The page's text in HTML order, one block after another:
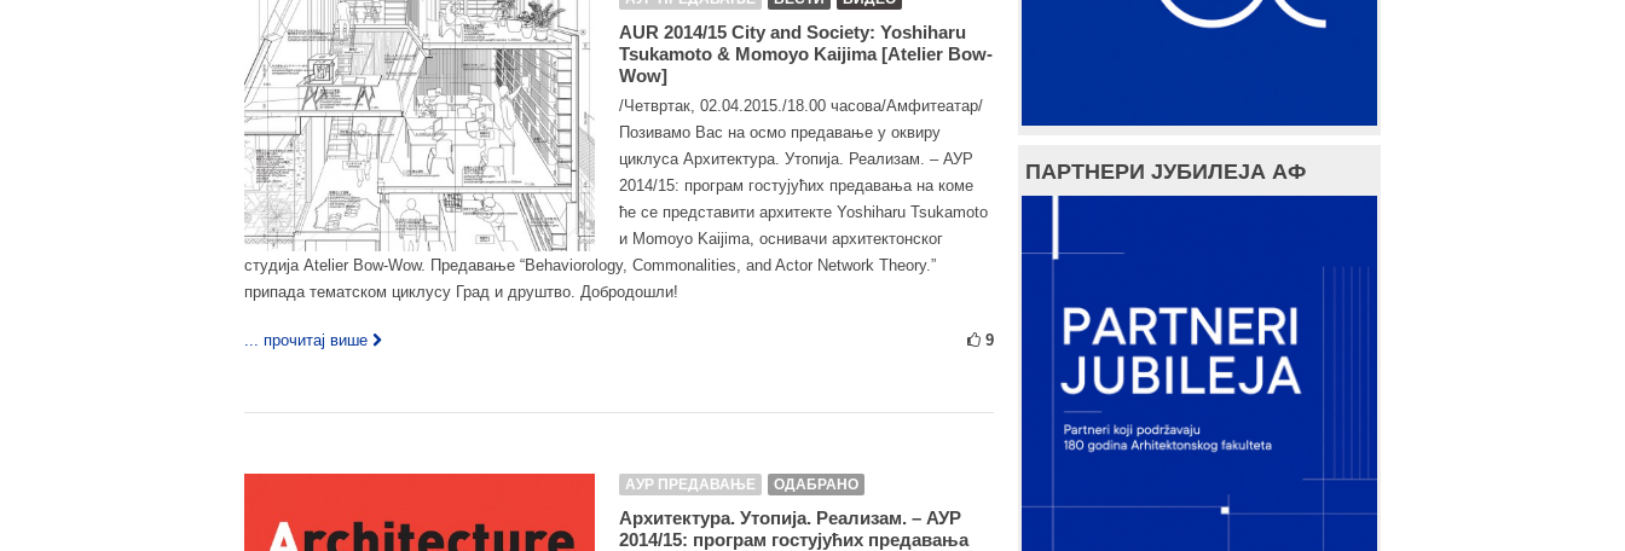
AUR 2014/15 City and Society: Yoshiharu
Tsukamoto & Momoyo Kaijima [Atelier Bow-
Wow]
/Четвртак, 02.04.2015./18.00 часова/Амфитеатар/
Позивамо Вас на осмо предавање у оквиру
циклуса Архитектура. Утопија. Реализам. – АУР
2014/15: програм гостујућих предавања на коме
ће се представити архитекте Yoshiharu Tsukamoto
и Momoyo Kaijima, оснивачи архитектонског
студија Atelier Bow-Wow. Предавање “Behaviorology, Commonalities, and Actor Network Theory.”
припада тематском циклусу Град и друштво. Добродошли!
... прочитај више 9
АУР ПРЕДАВАЊЕ ОДАБРАНО
Архитектура. Утопија. Реализам. – АУР
2014/15: програм гостујућих предавања
ПАРТНЕРИ ЈУБИЛЕЈА АФ